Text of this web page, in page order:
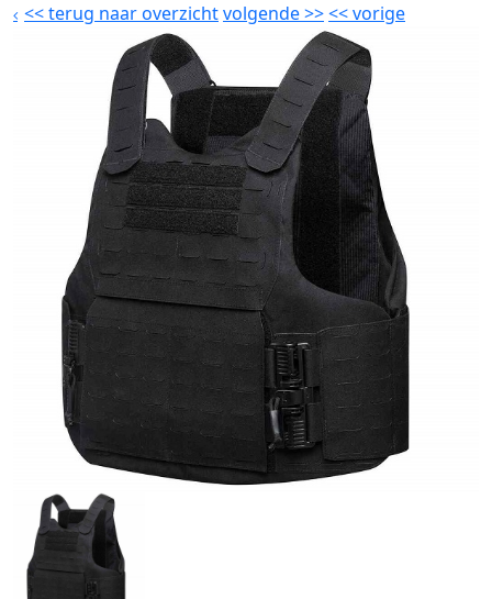
<<terug naar overzichtvolgende>><<vorige